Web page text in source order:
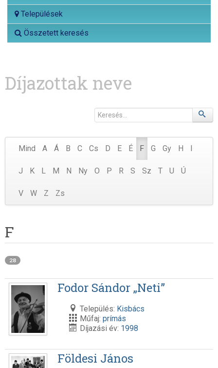
Települések
Összetett keresés
Díjazottak neve
Mind A Á B C Cs D E É F G Gy H
J K L M N Ny O P R S Sz T U Ú
V W Z Zs
F
28
Fodor Sándor „Neti”
Település: Kisbács
Műfaj: prímás
Díjazási év: 1998
Földesi János